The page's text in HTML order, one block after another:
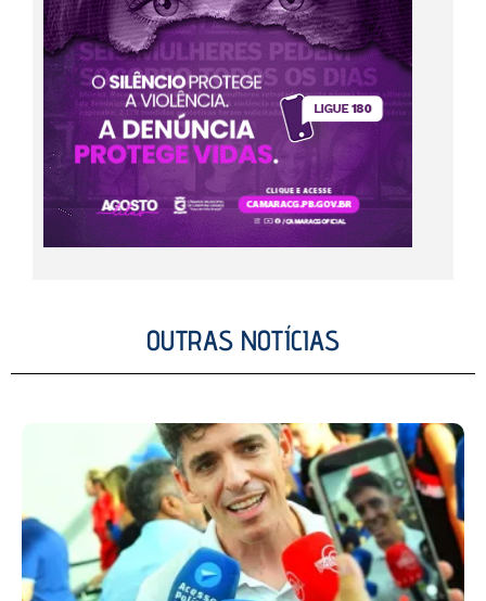
OUTRAS NOTÍCIAS